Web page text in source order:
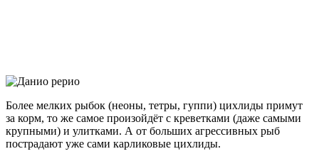
Более мелких рыбок (неоны, тетры, гуппи) цихлиды примут
за корм, то же самое произойдёт с креветками (даже самыми
крупными) и улитками. А от больших агрессивных рыб
пострадают уже сами карликовые цихлиды.